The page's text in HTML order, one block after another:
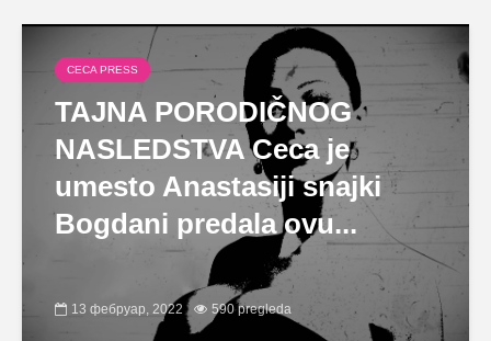
CECA PRESS
TAJNA PORODIČNOG
NASLEDSTVA Ceca je
umesto Anastasiji snajki
Bogdani predala ovu...
13 фебруар, 2022 590 pregleda